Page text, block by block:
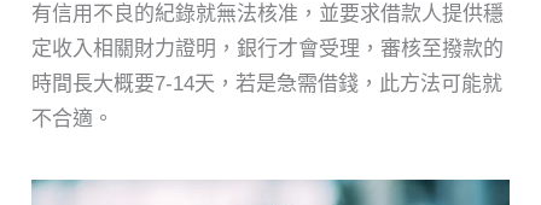
有信用不良的紀錄就無法核准，並要求借款人提供穩
定收入相關財力證明，銀行才會受理，審核至撥款的
時間長大概要7-14天，若是急需借錢，此方法可能就
不合適。